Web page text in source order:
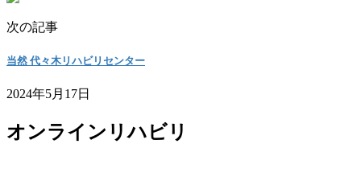
次の記事
当然 代々木リハビリセンター
2024年5月17日
オンラインリハビリ